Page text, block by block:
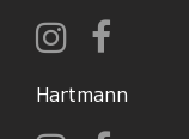
Hartmann